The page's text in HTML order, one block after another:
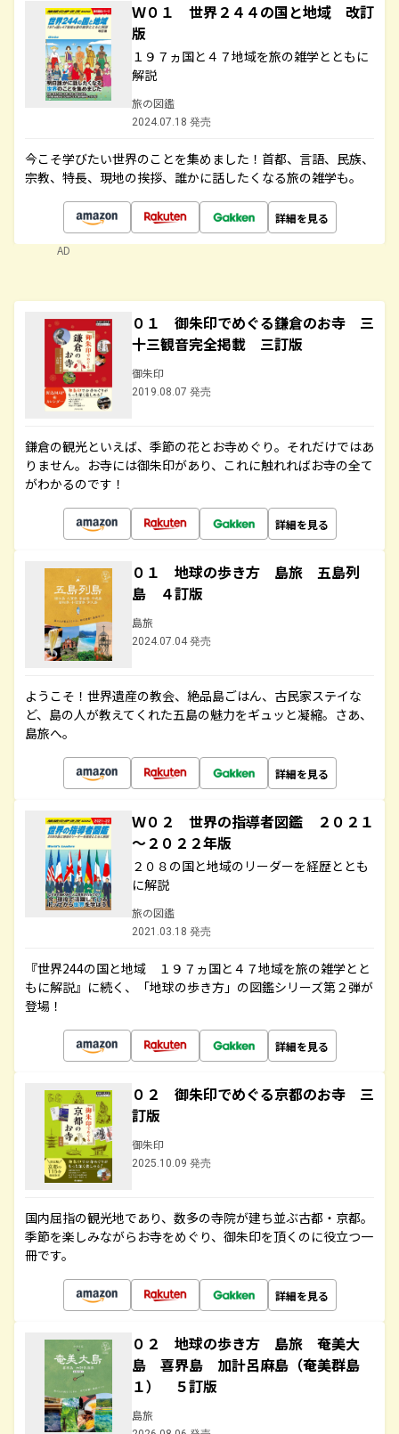
Ｗ０１ 世界２４４の国と地域 改訂
版
１９７ヵ国と４７地域を旅の雑学とともに
解説
旅の図鑑
2024.07.18 発売
今こそ学びたい世界のことを集めました！首都、言語、民族、
宗教、特長、現地の挨拶、誰かに話したくなる旅の雑学も。
詳細を見る
AD
０１ 御朱印でめぐる鎌倉のお寺 三
十三観音完全掲載 三訂版
御朱印
2019.08.07 発売
鎌倉の観光といえば、季節の花とお寺めぐり。それだけではあ
りません。お寺には御朱印があり、これに触れればお寺の全て
がわかるのです！
詳細を見る
０１ 地球の歩き方 島旅 五島列
島 ４訂版
島旅
2024.07.04 発売
ようこそ！世界遺産の教会、絶品島ごはん、古民家ステイな
ど、島の人が教えてくれた五島の魅力をギュッと凝縮。さあ、
島旅へ。
詳細を見る
Ｗ０２ 世界の指導者図鑑 ２０２１
～２０２２年版
２０８の国と地域のリーダーを経歴ととも
に解説
旅の図鑑
2021.03.18 発売
『世界244の国と地域 １９７ヵ国と４７地域を旅の雑学とと
もに解説』に続く、「地球の歩き方」の図鑑シリーズ第２弾が
登場！
詳細を見る
０２ 御朱印でめぐる京都のお寺 三
訂版
御朱印
2025.10.09 発売
国内屈指の観光地であり、数多の寺院が建ち並ぶ古都・京都。
季節を楽しみながらお寺をめぐり、御朱印を頂くのに役立つ一
冊です。
詳細を見る
０２ 地球の歩き方 島旅 奄美大
島 喜界島 加計呂麻島（奄美群島
１） ５訂版
島旅